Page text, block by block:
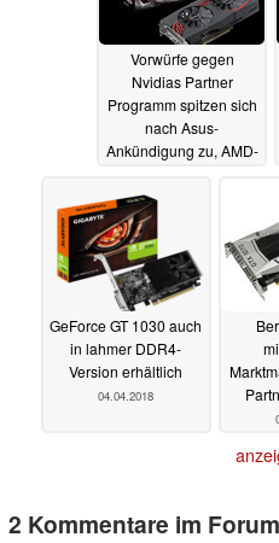
Vorwürfe gegen
Nvidias Partner
Programm spitzen sich
nach Asus-
Ankündigung zu, AMD-
18.04.2018
GeForce GT 1030 auch
in lahmer DDR4-
Version erhältlich
04.04.2018
2 Kommentare im Forum